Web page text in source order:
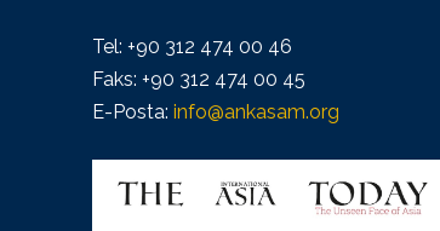
Tel: +90 312 474 00 46
Faks: +90 312 474 00 45
E-Posta: info@ankasam.org